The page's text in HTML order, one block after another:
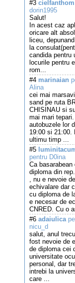
#3 cielfanthom
dorin1995
Salut!
In acest caz
oricare alt
liceu,
la
candida pentru
locurile pentru
rom...
#4 marinaian
Alina
cei mai
sand pe ruta
CHISINAU si
mai mari
autobuzele lor
19:00 si 21:00.
ultimu timp ...
#5
pentru D0ina
Ca basarabean
diploma din
, nu e nevoie de
echivalare dar
cu diploma de
e necesar de
CNRED. Cu o
#6 adaiulica
nicu_d
salut, anul
fost nevoie de
de diploma cei
universitate
personal, dar
intrebi la
care ...